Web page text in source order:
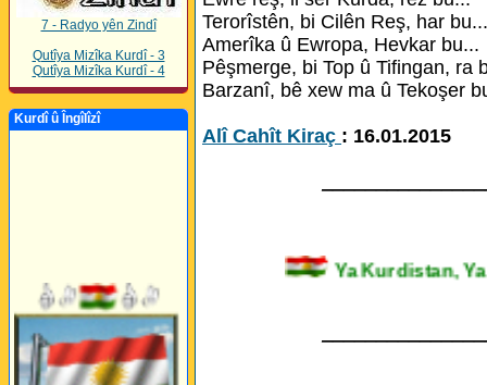
7 - Radyo yên Zindî
Qutîya Mizîka Kurdî - 3
Qutîya Mizîka Kurdî - 4
Kurdî û Îngîlîzî
Terorîstên, bi Cilên Reş, har bu...
Amerîka û Ewropa, Hevkar bu...
Pêşmerge, bi Top û Tifingan, ra
Barzanî, bê xew ma û Tekoşer
Alî Cahît Kiraç : 16.01.2015
Ya Kurdistan,